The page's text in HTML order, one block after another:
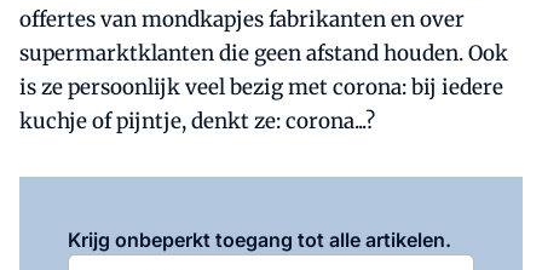
offertes van mondkapjes fabrikanten en over
supermarktklanten die geen afstand houden. Ook
is ze persoonlijk veel bezig met corona: bij iedere
kuchje of pijntje, denkt ze: corona...?
Krijg onbeperkt toegang tot alle artikelen.